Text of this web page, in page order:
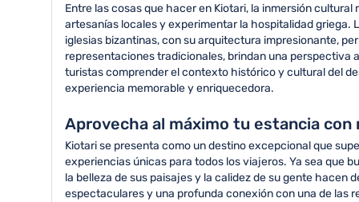
Entre las cosas que hacer en Kiotari, la inmersión
artesanías locales y experimentar la hospitalidad griega.
iglesias bizantinas, con su arquitectura impresionante,
representaciones tradicionales, brindan una perspectiva
turistas comprender el contexto histórico y cultural del
experiencia memorable y enriquecedora.
Aprovecha al máximo tu estancia
Kiotari se presenta como un destino excepcional que
experiencias únicas para todos los viajeros. Ya sea que
la belleza de sus paisajes y la calidez de su gente
espectaculares y una profunda conexión con una de las